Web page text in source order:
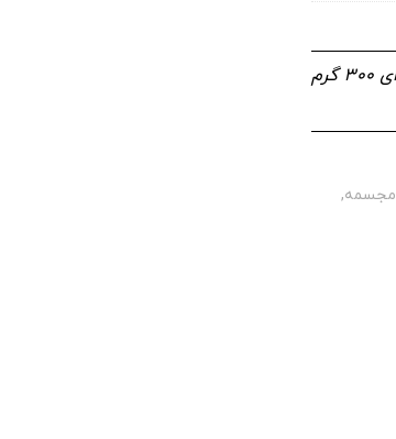
چاپ دیجیتال روی مقوای ۳۰۰ گرم
مجسمه,